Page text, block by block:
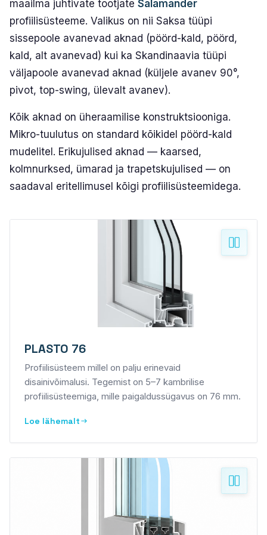
PLASTO HST
PLASTO PS
KLAASID
Turvaklaasid
Mürasummutusklaasid
Testi värve
maailma juhtivate tootjate Salamander
profiilisüsteeme. Valikus on nii Saksa tüüpi
sissepoole avanevad aknad (pöörd-kald, pöörd,
kald, alt avanevad) kui ka Skandinaavia tüüpi
väljapoole avanevad aknad (küljele avanev 90°,
pivot, top-swing, ülevalt avanev).
Kõik aknad on üheraamilise konstruktsiooniga.
Mikro-tuulutus on standard kõikidel pöörd-kald
mudelitel. Erikujulised aknad — kaarsed,
kolmnurksed, ümarad ja trapetskujulised — on
saadaval eritellimusel kõigi profiilisüsteemidega.
PLASTO 76
Profiilisüsteem millel on palju erinevaid
disainivõimalusi. Tegemist on 5–7 kambrilise
profiilisüsteemiga, mille paigaldussügavus on 76 mm.
Loe lähemalt